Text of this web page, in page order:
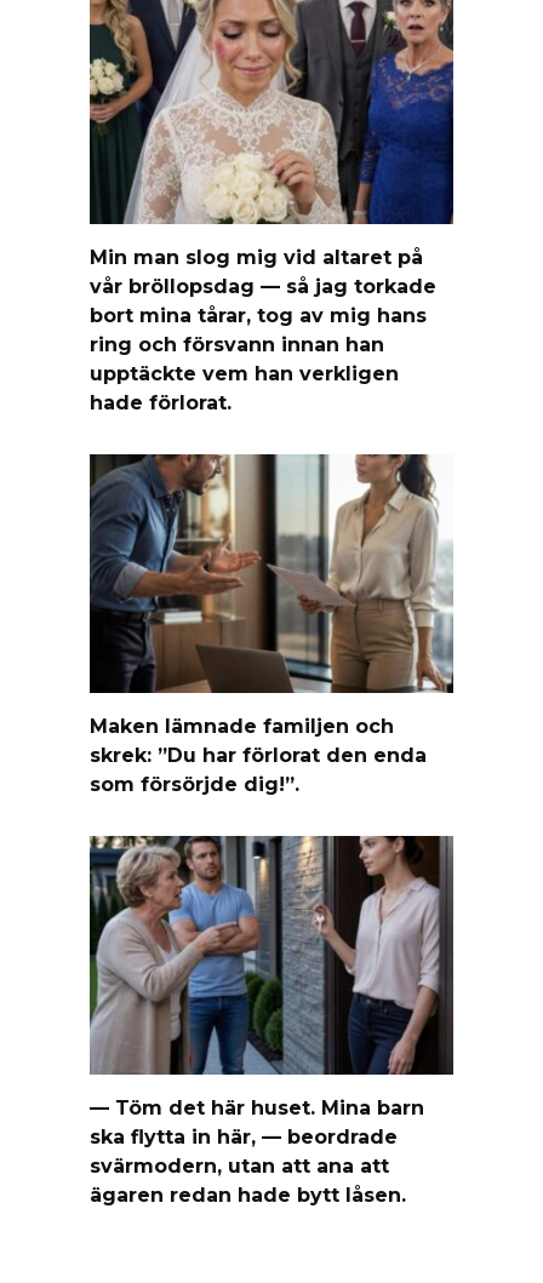
Min man slog mig vid altaret på
vår bröllopsdag — så jag torkade
bort mina tårar, tog av mig hans
ring och försvann innan han
upptäckte vem han verkligen
hade förlorat.
Maken lämnade familjen och
skrek: ”Du har förlorat den enda
som försörjde dig!”.
— Töm det här huset. Mina barn
ska flytta in här, — beordrade
svärmodern, utan att ana att
ägaren redan hade bytt låsen.